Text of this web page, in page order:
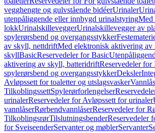
vegghengte og gulvstående bidéerUrinaler
utenpåliggende eller innbygd urinalstyringMed
lokkUrinalskilleveggerUrinalskillevegger av
spylerørsbend og overgangsstykker
av skyll, nettdriftMed elektronisk aktivering
skyllBasicReservedeler for Basic
aktivering av skyll, batteridriftReservedeler
spylerørsbend og overgangsstykkerDeksler
Avløpssett for toaletter og utslagsvasker
TilkoblingssettSpylerørforlengelser
urinalerReservedeler for Avløpssett for urinaler
vannlåserRørbendvannlåserReservedeler for
TilkoblingsrørTilslutningsbenderReservedeler
for SveiseenderServanter og møblerServanter